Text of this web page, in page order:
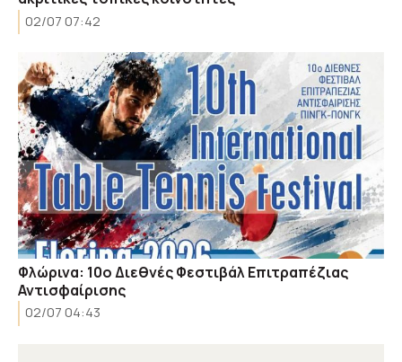
02/07 07:42
Φλώρινα: 10ο Διεθνές Φεστιβάλ Επιτραπέζιας
Αντισφαίρισης
02/07 04:43